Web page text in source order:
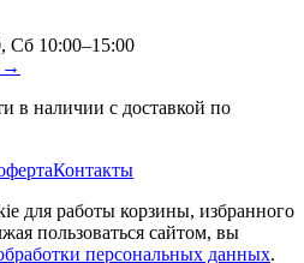
Сб 10:00–15:00
→
в наличии с доставкой по
Контакты
для работы корзины, избранного
пользоваться сайтом, вы
персональных данных.